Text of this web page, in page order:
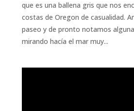
que es una ballena gris que nos
costas de Oregon de casualidad.
paseo y de pronto notamos
mirando hacía el mar muy...